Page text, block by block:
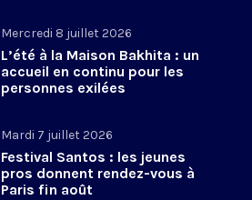
Mercredi 8 juillet 2026
L’été à la Maison Bakhita : un
accueil en continu pour les
personnes exilées
Mardi 7 juillet 2026
Festival Santos : les jeunes
pros donnent rendez-vous à
Paris fin août